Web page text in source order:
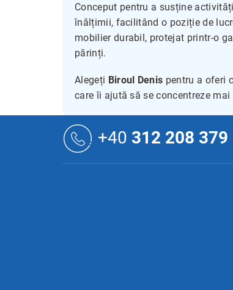
Conceput pentru a susține
înălțimii, facilitând o poziție de
mobilier durabil, protejat printr-o
părinți.
Alegeți Biroul Denis pentru a oferi
care îi ajută să se concentreze
+40 312 208 379